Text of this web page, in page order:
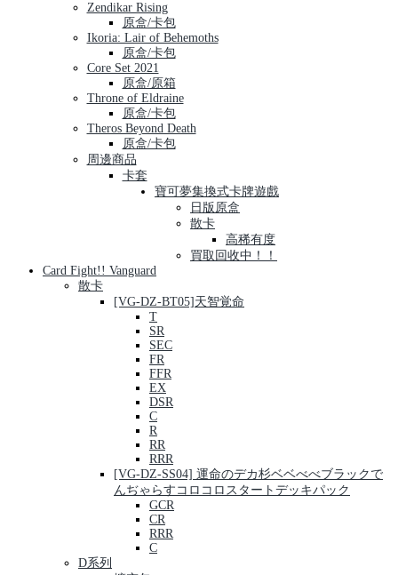
Zendikar Rising
原盒/卡包
Ikoria: Lair of Behemoths
原盒/卡包
Core Set 2021
原盒/原箱
Throne of Eldraine
原盒/卡包
Theros Beyond Death
原盒/卡包
周邊商品
卡套
寶可夢集換式卡牌遊戲
日版原盒
散卡
高稀有度
買取回收中！！
Card Fight!! Vanguard
散卡
[VG-DZ-BT05]天智覚命
T
SR
SEC
FR
FFR
EX
DSR
C
R
RR
RRR
[VG-DZ-SS04] 運命のデカ杉ベベべべブラックで
んぢゃらすコロコロスタートデッキパック
GCR
CR
RRR
C
D系列